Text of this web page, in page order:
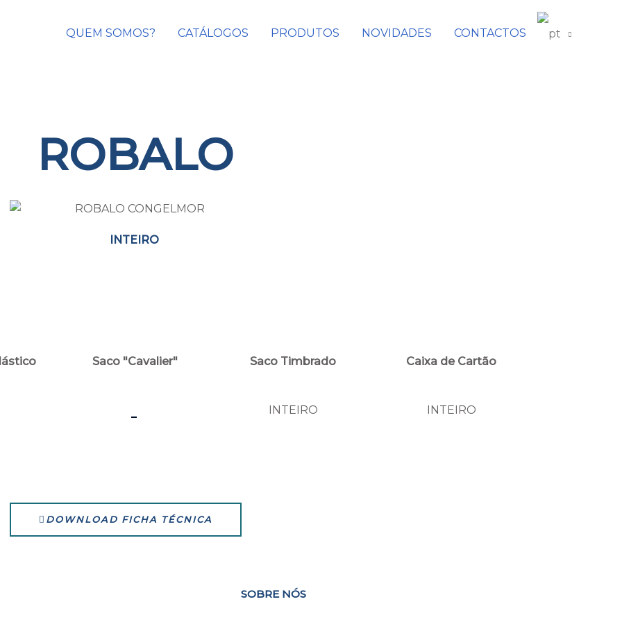
QUEM SOMOS? CATÁLOGOS PRODUTOS NOVIDADES CONTACTOS
ROBALO
INTEIRO
Saco "Cavalier" Saco Timbrado Caixa de Cartão
- INTEIRO INTEIRO
DOWNLOAD FICHA TÉCNICA
SOBRE NÓS